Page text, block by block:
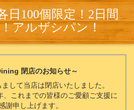
日100個限定！2日間
アルザシパン！
閉店のお知らせ～
して当店は閉店いたしました。
これまでの皆様のご愛顧ご支援に
謝申し上げます。